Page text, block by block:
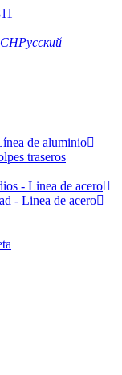
Русский
de aluminio
traseros
- Linea de acero
- Linea de acero